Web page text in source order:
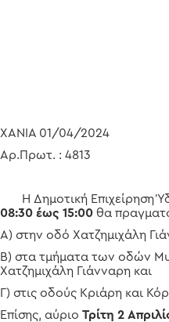
ΧΑΝΙΑ 01/04/2024
Αρ.Πρωτ. : 4813
Η Δημοτική Επιχείρηση
08:30 έως 15:00 θα
Α) στην οδό Χατζημιχάλη
Β) στα τμήματα των οδών
Χατζημιχάλη Γιάνναρη και
Γ) στις οδούς Κριάρη και
Επίσης, αύριο Τρίτη 2